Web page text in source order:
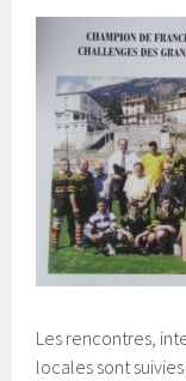
Les rencontres,
locales sont